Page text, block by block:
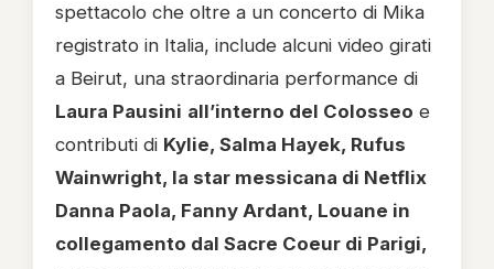
spettacolo che oltre a un concerto di Mika
registrato in Italia, include alcuni video girati
a Beirut, una straordinaria performance di
Laura Pausini all’interno del Colosseo e
contributi di Kylie, Salma Hayek, Rufus
Wainwright, la star messicana di Netflix
Danna Paola, Fanny Ardant, Louane in
collegamento dal Sacre Coeur di Parigi,